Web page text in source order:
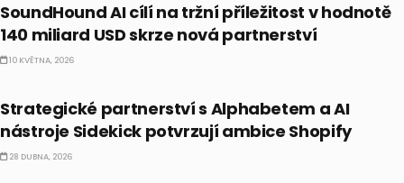
SoundHound AI cílí na tržní příležitost v hodnotě
140 miliard USD skrze nová partnerství
10 KVĚTNA, 2026
Strategické partnerství s Alphabetem a AI
nástroje Sidekick potvrzují ambice Shopify
28 DUBNA, 2026